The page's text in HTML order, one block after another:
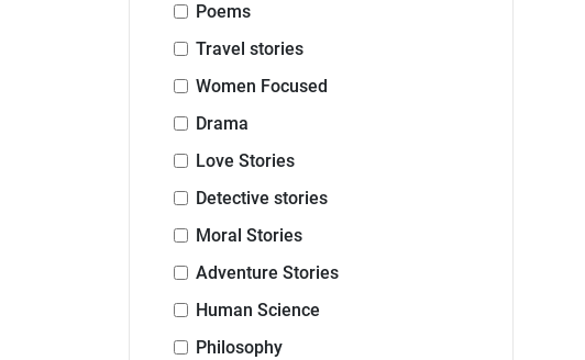
Poems
Travel stories
Women Focused
Drama
Love Stories
Detective stories
Moral Stories
Adventure Stories
Human Science
Philosophy